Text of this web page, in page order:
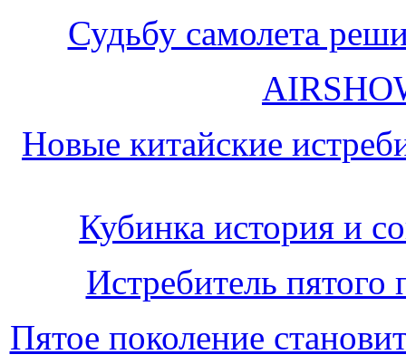
Судьбу самолета
Новые китайские
Кубинка история и
Истребитель пятого
Пятое поколение